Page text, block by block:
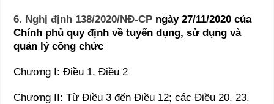
6. Nghị định 138/2020/NĐ-CP ngày 27/11/2020 của
Chính phủ quy định về tuyển dụng, sử dụng và
quản lý công chức
Chương I: Điều 1, Điều 2
Chương II: Từ Điều 3 đến Điều 12; các Điều 20, 23,